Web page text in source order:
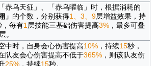
赤乌天征」、「赤乌曜临」时，根据消耗的
」 的个数，分别获得1、3、9层增益效果，持
，每有1 层技能三基础伤害提高3%，最多可叠
。
中时，自身会心伤害提高10%，持续15秒，
队友会心伤害提高不低于365%，则该队友伤
25%，持续15秒。